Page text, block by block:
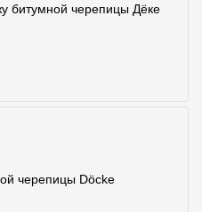
битумной черепицы Дёке
черепицы Döcke